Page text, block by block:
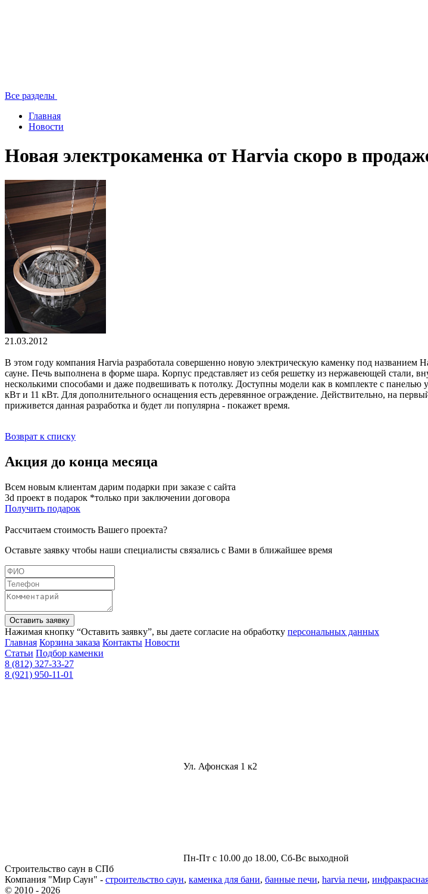
Все разделы
Главная
Новости
Новая электрокаменка от Harvia скоро в
21.03.2012
В этом году компания Harvia разработала совершенно новую электрическую каменку под названием
сауне. Печь выполнена в форме шара. Корпус представляет из себя решетку из нержавеющей стали,
несколькими способами и даже подвешивать к потолку. Доступны модели как в комплекте с
кВт и 11 кВт. Для дополнительного оснащения есть деревянное ограждение. Действительно, на
приживется данная разработка и будет ли популярна - покажет время.
Возврат к списку
Акция до конца месяца
Всем новым клиентам дарим подарки при заказе с сайта
3d проект в подарок *только при заключении договора
Получить подарок
Рассчитаем стоимость Вашего проекта?
Оставьте заявку чтобы наши специалисты связались с Вами в ближайшее время
Оставить заявку
Нажимая кнопку “Оставить заявку”, вы даете согласие на обработку персональных данных
Главная Корзина заказа Контакты Новости
Статьи Подбор каменки
8 (812) 327-33-27
8 (921) 950-11-01
Ул. Афонская 1 к2
Пн-Пт с 10.00 до 18.00, Сб-Вс выходной
Строительство саун в СПб
Компания "Мир Саун" - строительство саун, каменка для бани, банные печи, harvia печи,
© 2010 - 2026